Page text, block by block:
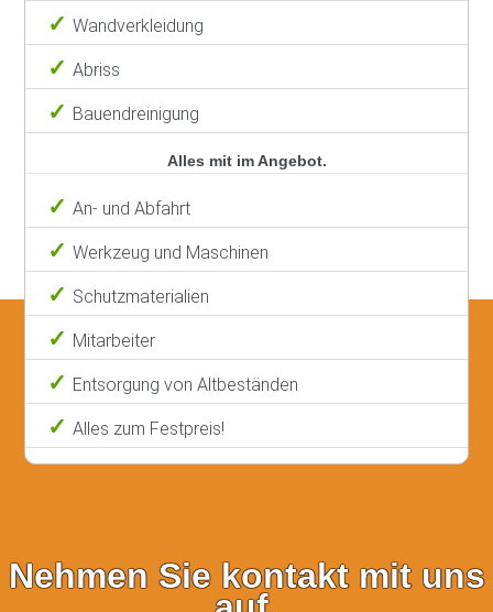
Wandverkleidung
Abriss
Bauendreinigung
Alles mit im Angebot.
An- und Abfahrt
Werkzeug und Maschinen
Schutzmaterialien
Mitarbeiter
Entsorgung von Altbeständen
Alles zum Festpreis!
Nehmen Sie kontakt mit uns